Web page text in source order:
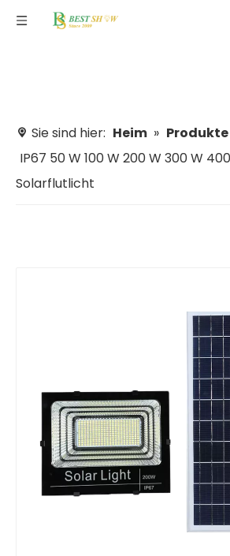
Sie sind hier: Heim » Produkte
IP67 50 W 100 W 200 W 300 W
Solarflutlicht